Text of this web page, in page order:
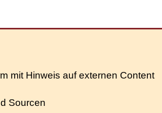
mit Hinweis auf externen Content
Sourcen